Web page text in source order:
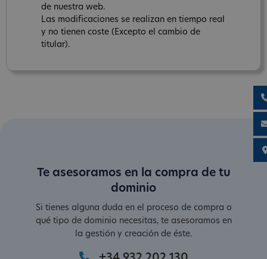
de nuestra web.
Las modificaciones se realizan en tiempo real
y no tienen coste (Excepto el cambio de
titular).
Te asesoramos en la compra de tu
dominio
Si tienes alguna duda en el proceso de compra o
qué tipo de dominio necesitas, te asesoramos en
la gestión y creación de éste.